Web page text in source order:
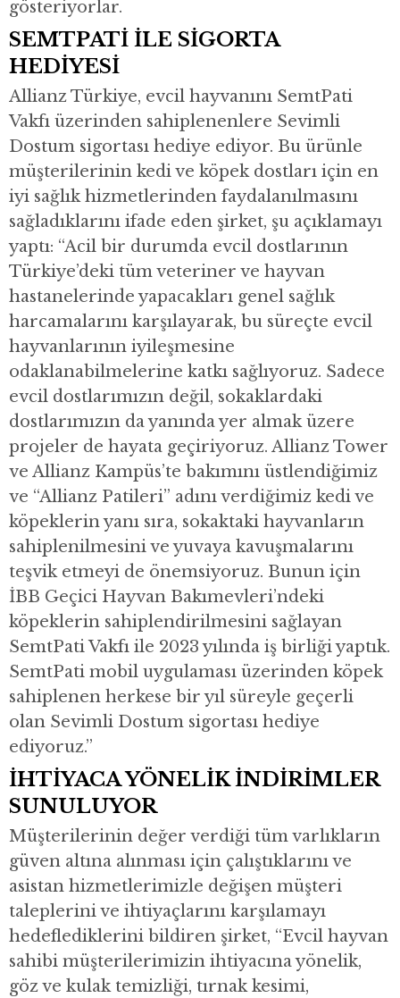
gösteriyorlar.
SEMTPATİ İLE SİGORTA
HEDİYESİ
Allianz Türkiye, evcil hayvanını SemtPati
Vakfı üzerinden sahiplenenlere Sevimli
Dostum sigortası hediye ediyor. Bu ürünle
müşterilerinin kedi ve köpek dostları için en
iyi sağlık hizmetlerinden faydalanılmasını
sağladıklarını ifade eden şirket, şu açıklamayı
yaptı: “Acil bir durumda evcil dostlarının
Türkiye’deki tüm veteriner ve hayvan
hastanelerinde yapacakları genel sağlık
harcamalarını karşılayarak, bu süreçte evcil
hayvanlarının iyileşmesine
odaklanabilmelerine katkı sağlıyoruz. Sadece
evcil dostlarımızın değil, sokaklardaki
dostlarımızın da yanında yer almak üzere
projeler de hayata geçiriyoruz. Allianz Tower
ve Allianz Kampüs’te bakımını üstlendiğimiz
ve “Allianz Patileri” adını verdiğimiz kedi ve
köpeklerin yanı sıra, sokaktaki hayvanların
sahiplenilmesini ve yuvaya kavuşmalarını
teşvik etmeyi de önemsiyoruz. Bunun için
İBB Geçici Hayvan Bakımevleri’ndeki
köpeklerin sahiplendirilmesini sağlayan
SemtPati Vakfı ile 2023 yılında iş birliği yaptık.
SemtPati mobil uygulaması üzerinden köpek
sahiplenen herkese bir yıl süreyle geçerli
olan Sevimli Dostum sigortası hediye
ediyoruz.”
İHTİYACA YÖNELİK İNDİRİMLER
SUNULUYOR
Müşterilerinin değer verdiği tüm varlıkların
güven altına alınması için çalıştıklarını ve
asistan hizmetlerimizle değişen müşteri
taleplerini ve ihtiyaçlarını karşılamayı
hedeflediklerini bildiren şirket, “Evcil hayvan
sahibi müşterilerimizin ihtiyacına yönelik,
göz ve kulak temizliği, tırnak kesimi,